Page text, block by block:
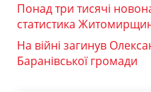
Понад три тисячі
статистика
На війні загинув
Баранівської громади